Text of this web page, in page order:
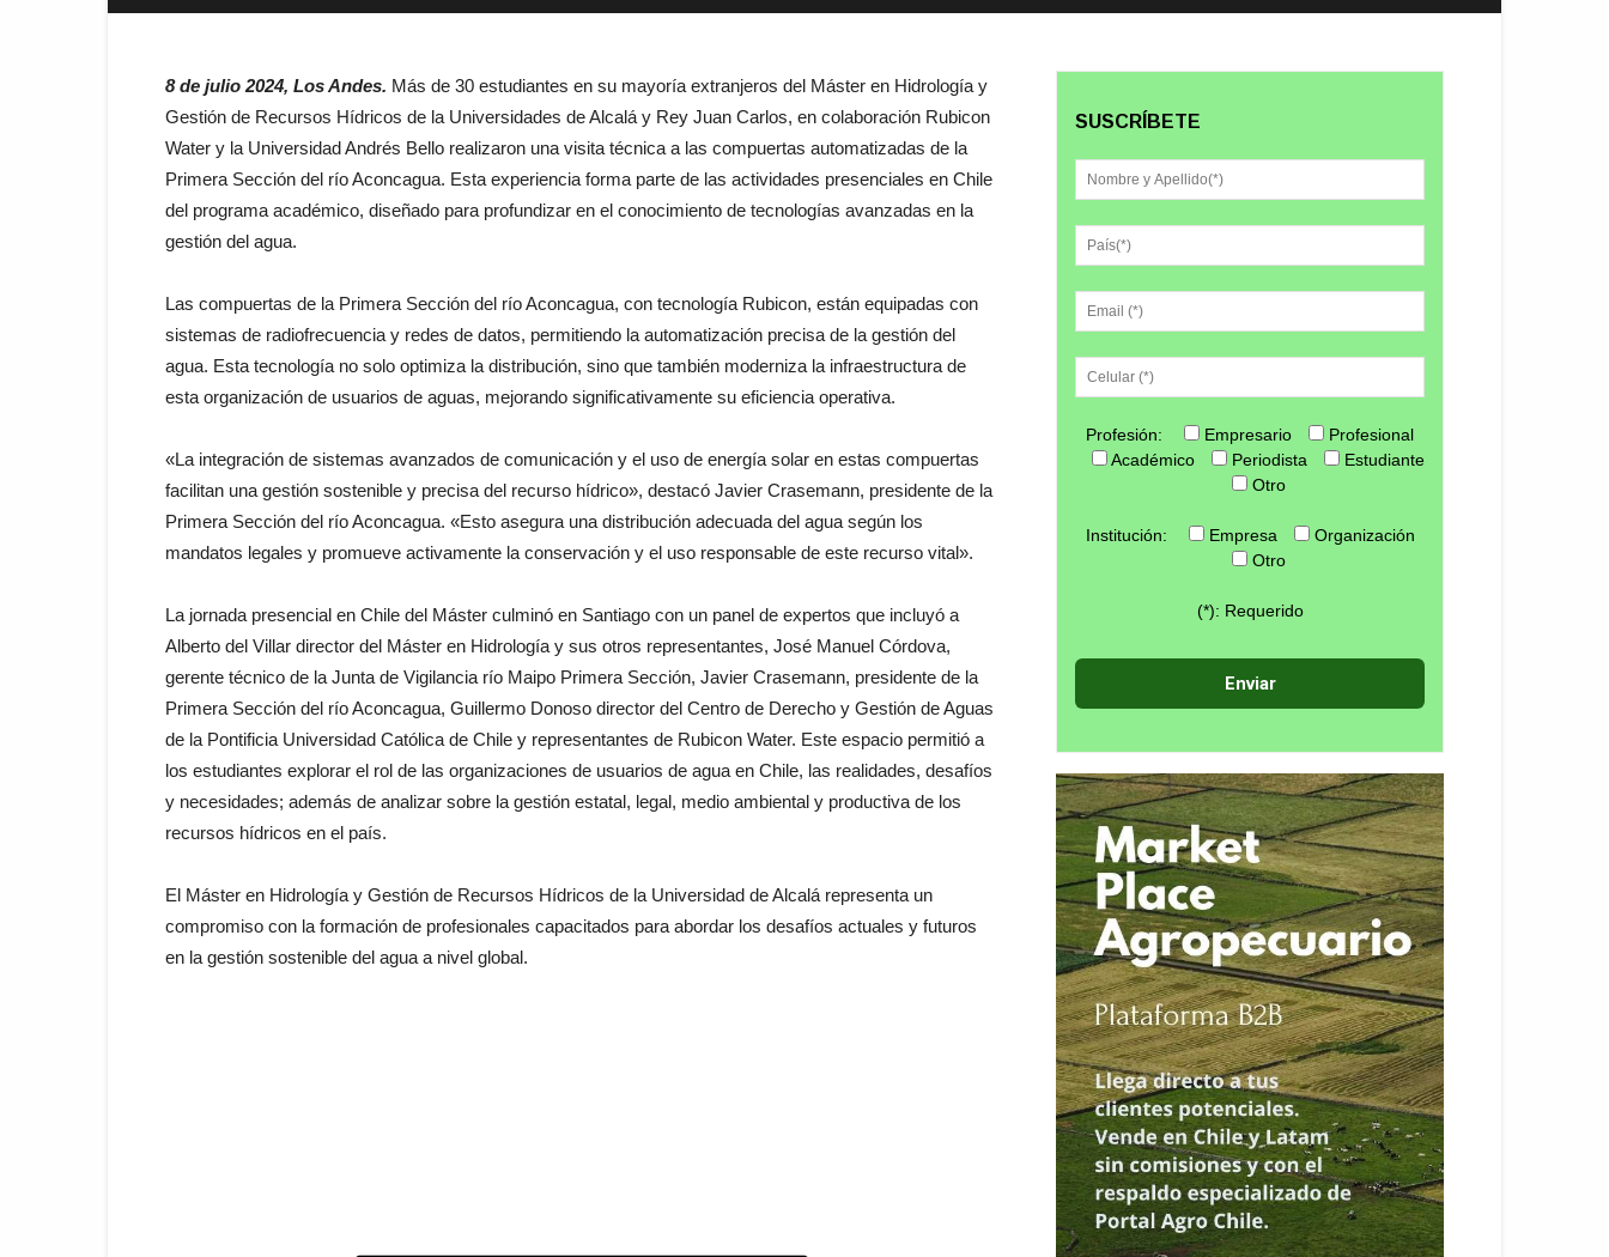
8 de julio 2024, Los Andes. Más de 30 estudiantes en su mayoría extranjeros del Máster en Hidrología y
Gestión de Recursos Hídricos de la Universidades de Alcalá y Rey Juan Carlos, en colaboración Rubicon
Water y la Universidad Andrés Bello realizaron una visita técnica a las compuertas automatizadas de la
Primera Sección del río Aconcagua. Esta experiencia forma parte de las actividades presenciales en Chile
del programa académico, diseñado para profundizar en el conocimiento de tecnologías avanzadas en la
gestión del agua.
Las compuertas de la Primera Sección del río Aconcagua, con tecnología Rubicon, están equipadas con
sistemas de radiofrecuencia y redes de datos, permitiendo la automatización precisa de la gestión del
agua. Esta tecnología no solo optimiza la distribución, sino que también moderniza la infraestructura de
esta organización de usuarios de aguas, mejorando significativamente su eficiencia operativa.
«La integración de sistemas avanzados de comunicación y el uso de energía solar en estas compuertas
facilitan una gestión sostenible y precisa del recurso hídrico», destacó Javier Crasemann, presidente de la
Primera Sección del río Aconcagua. «Esto asegura una distribución adecuada del agua según los
mandatos legales y promueve activamente la conservación y el uso responsable de este recurso vital».
La jornada presencial en Chile del Máster culminó en Santiago con un panel de expertos que incluyó a
Alberto del Villar director del Máster en Hidrología y sus otros representantes, José Manuel Córdova,
gerente técnico de la Junta de Vigilancia río Maipo Primera Sección, Javier Crasemann, presidente de la
Primera Sección del río Aconcagua, Guillermo Donoso director del Centro de Derecho y Gestión de Aguas
de la Pontificia Universidad Católica de Chile y representantes de Rubicon Water. Este espacio permitió a
los estudiantes explorar el rol de las organizaciones de usuarios de agua en Chile, las realidades, desafíos
y necesidades; además de analizar sobre la gestión estatal, legal, medio ambiental y productiva de los
recursos hídricos en el país.
El Máster en Hidrología y Gestión de Recursos Hídricos de la Universidad de Alcalá representa un
compromiso con la formación de profesionales capacitados para abordar los desafíos actuales y futuros
en la gestión sostenible del agua a nivel global.
SUSCRÍBETE
Profesión: Empresario
Profesional
Académico
Periodista
Estudiante
Otro
Institución: Empresa
Organización
Otro
(*): Requerido